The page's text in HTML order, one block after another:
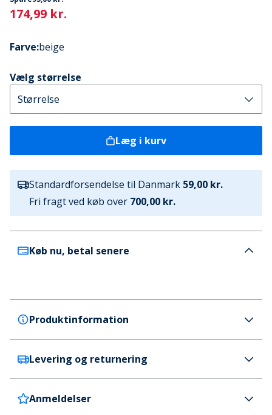
Current
174,99 kr.
Farve:beige
Vælg størrelse
Læg i kurv
Standardforsendelse til Danmark 59,00 kr.
Fri fragt ved køb over 700,00 kr.
Køb nu, betal senere
Produktinformation
Crocs
Crocs Dame Kadee II W Sandal Cobblestone
Farve
beige
Levering og returnering
Danmark
59 kr. (700 kr.+ GRATIS)
Anmeldelser